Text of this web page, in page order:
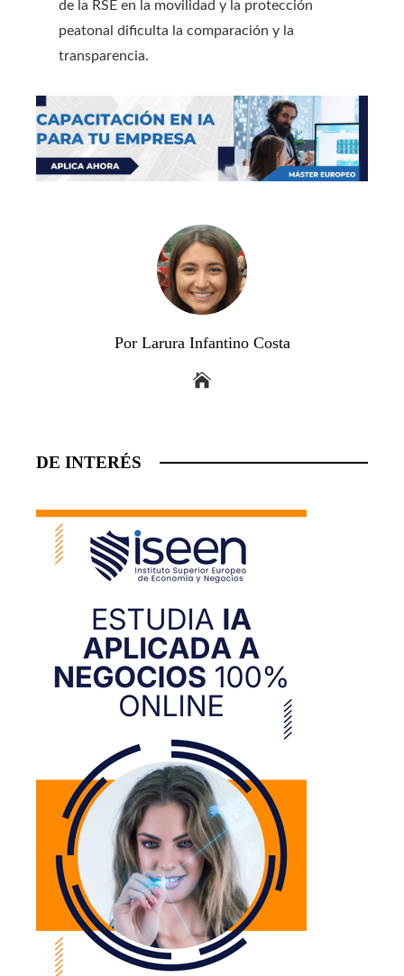
de la RSE en la movilidad y la protección
peatonal dificulta la comparación y la
transparencia.
Por Larura Infantino Costa
DE INTERÉS